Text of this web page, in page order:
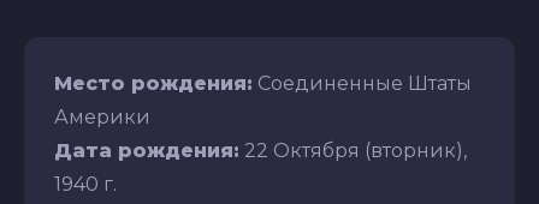
Место рождения: Соединенные Штаты
Америки
Дата рождения: 22 Октября (вторник),
1940 г.